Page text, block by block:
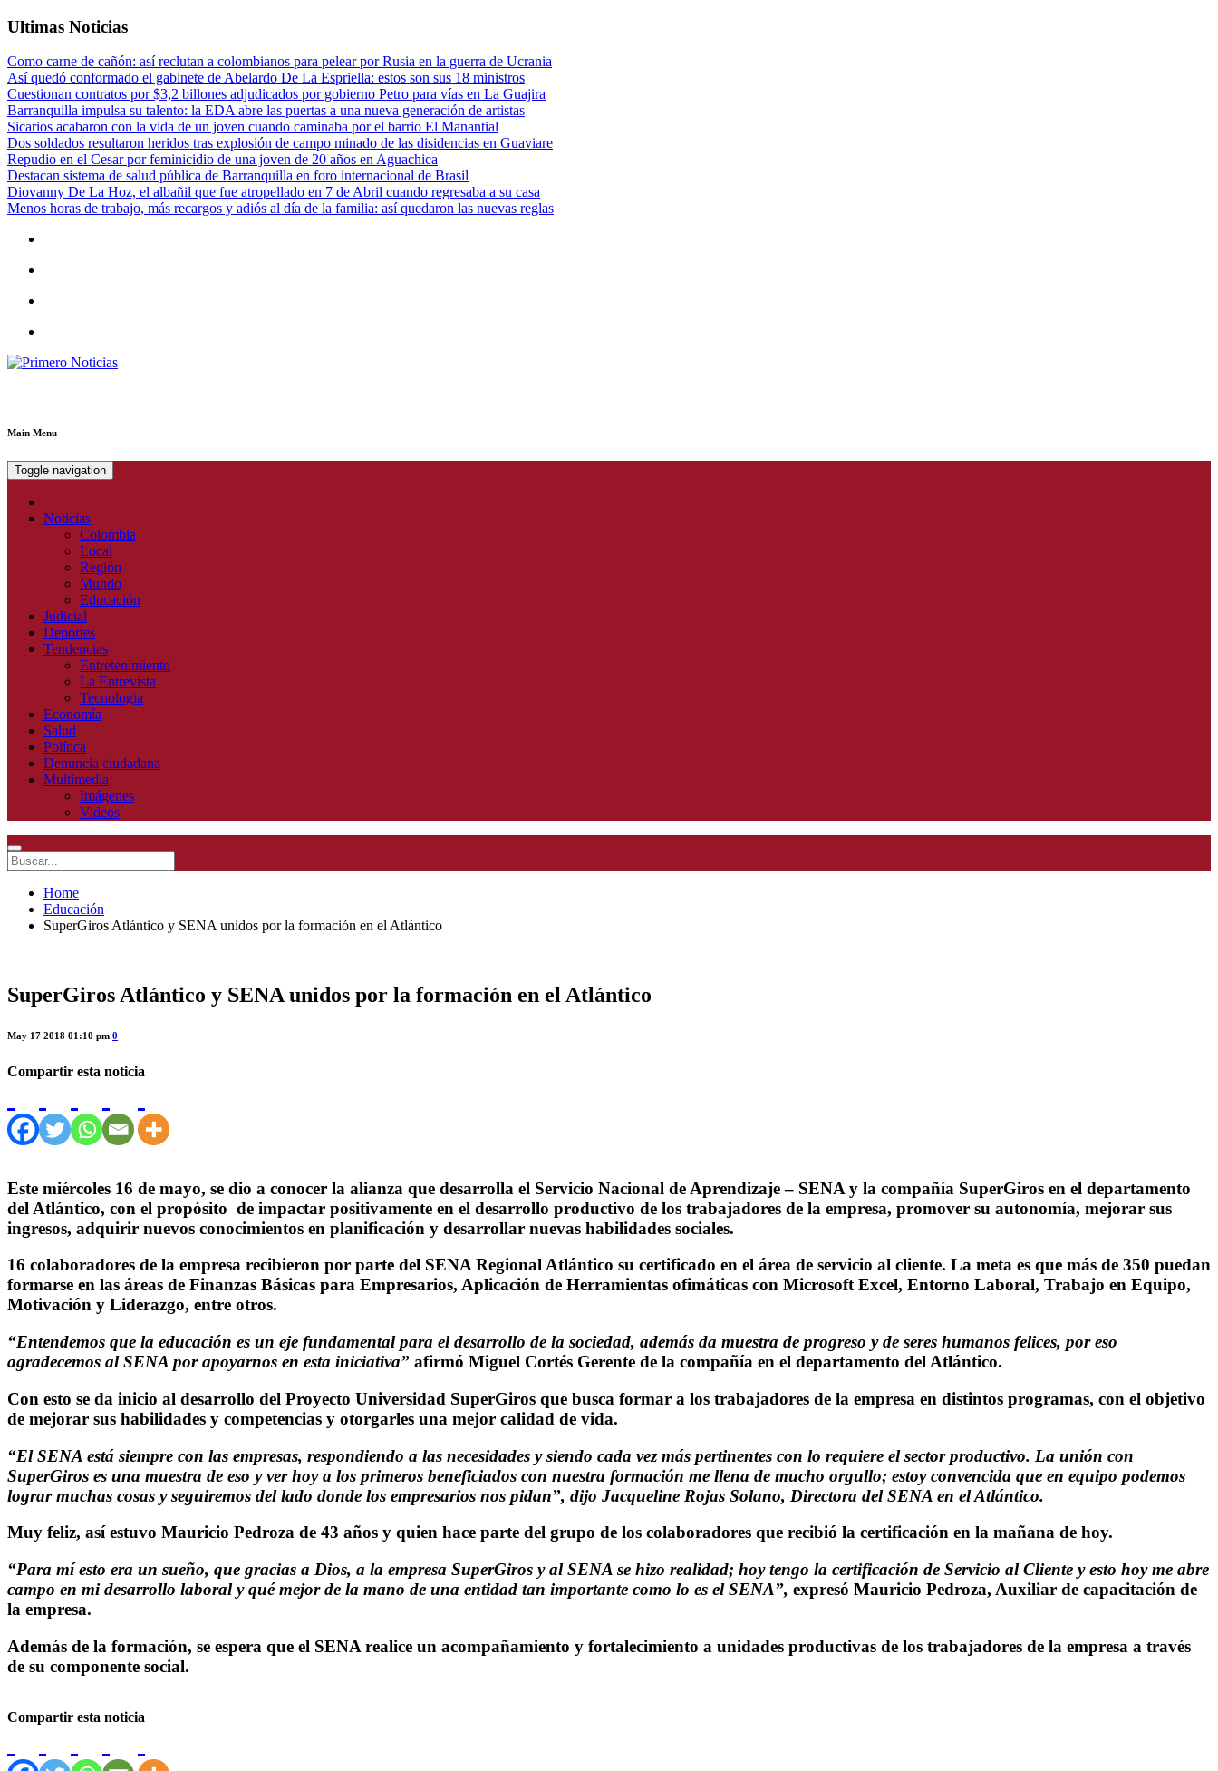
Ultimas Noticias
Main Menu
Toggle navigation
Noticias
Colombia
Local
Región
Mundo
Educación
Judicial
Deportes
Tendencias
Entretenimiento
La Entrevista
Tecnologia
Economía
Salud
Política
Denuncia ciudadana
Multimedia
Imágenes
Videos
Home
Educación
SuperGiros Atlántico y SENA unidos por la formación en el Atlántico
SuperGiros Atlántico y SENA unidos por la formación en el Atlántico
May 17 2018 01:10 pm 0
Compartir esta noticia
Este miércoles 16 de mayo, se dio a conocer la alianza que desarrolla el Servicio Nacional de Aprendizaje – SENA y la compañía SuperGiros en el departamento
del Atlántico, con el propósito de impactar positivamente en el desarrollo productivo de los trabajadores de la empresa, promover su autonomía, mejorar sus
ingresos, adquirir nuevos conocimientos en planificación y desarrollar nuevas habilidades sociales.
16 colaboradores de la empresa recibieron por parte del SENA Regional Atlántico su certificado en el área de servicio al cliente. La meta es que más de 350 puedan
formarse en las áreas de Finanzas Básicas para Empresarios, Aplicación de Herramientas ofimáticas con Microsoft Excel, Entorno Laboral, Trabajo en Equipo,
Motivación y Liderazgo, entre otros.
“Entendemos que la educación es un eje fundamental para el desarrollo de la sociedad, además da muestra de progreso y de seres humanos felices, por eso
agradecemos al SENA por apoyarnos en esta iniciativa” afirmó Miguel Cortés Gerente de la compañía en el departamento del Atlántico.
Con esto se da inicio al desarrollo del Proyecto Universidad SuperGiros que busca formar a los trabajadores de la empresa en distintos programas, con el objetivo
de mejorar sus habilidades y competencias y otorgarles una mejor calidad de vida.
“El SENA está siempre con las empresas, respondiendo a las necesidades y siendo cada vez más pertinentes con lo requiere el sector productivo. La unión con
SuperGiros es una muestra de eso y ver hoy a los primeros beneficiados con nuestra formación me llena de mucho orgullo; estoy convencida que en equipo podemos
lograr muchas cosas y seguiremos del lado donde los empresarios nos pidan”, dijo Jacqueline Rojas Solano, Directora del SENA en el Atlántico.
Muy feliz, así estuvo Mauricio Pedroza de 43 años y quien hace parte del grupo de los colaboradores que recibió la certificación en la mañana de hoy.
“Para mí esto era un sueño, que gracias a Dios, a la empresa SuperGiros y al SENA se hizo realidad; hoy tengo la certificación de Servicio al Cliente y esto hoy me abre
campo en mi desarrollo laboral y qué mejor de la mano de una entidad tan importante como lo es el SENA”, expresó Mauricio Pedroza, Auxiliar de capacitación de
la empresa.
Además de la formación, se espera que el SENA realice un acompañamiento y fortalecimiento a unidades productivas de los trabajadores de la empresa a través
de su componente social.
Compartir esta noticia